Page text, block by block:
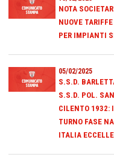
NOTA
NUOVE
PER IMPIANTI
05/02/2025
S.S.D.
S.S.D. POL.
CILENTO 1932:
TURNO FASE
ITALIA